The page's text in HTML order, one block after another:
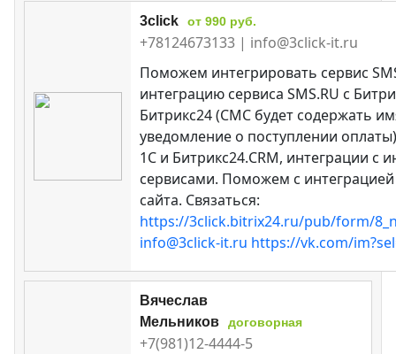
3click от 990 руб.
+78124673133 | info@3click-it.ru
Поможем интегрировать сервис
интеграцию сервиса SMS.RU с
Битрикс24 (СМС будет содержать
уведомление о поступлении
1С и Битрикс24.CRM, интеграции
сервисами. Поможем с
сайта. Связаться:
https://3click.bitrix24.ru/pub/form/
info@3click-it.ru https://vk.com/
Вячеслав
Мельников
договорная
+7(981)12-4444-5